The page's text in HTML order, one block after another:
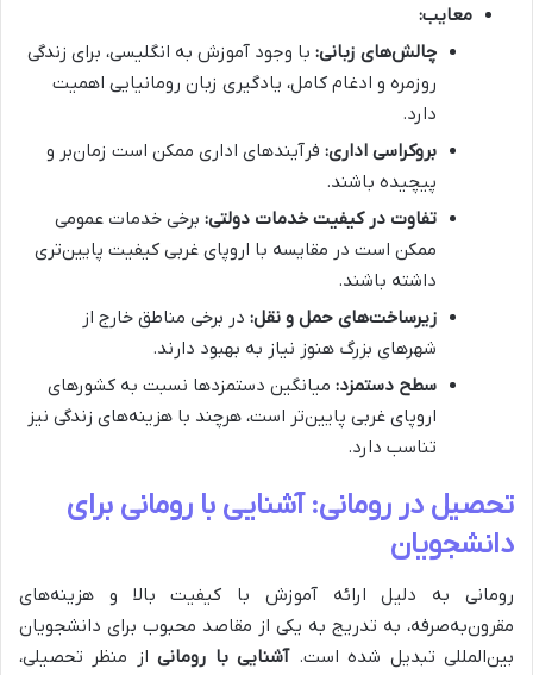
معایب:
چالش‌های زبانی: با وجود آموزش به انگلیسی، برای زندگی
روزمره و ادغام کامل، یادگیری زبان رومانیایی اهمیت
دارد.
بروکراسی اداری: فرآیندهای اداری ممکن است زمان‌بر و
پیچیده باشند.
تفاوت در کیفیت خدمات دولتی: برخی خدمات عمومی
ممکن است در مقایسه با اروپای غربی کیفیت پایین‌تری
داشته باشند.
زیرساخت‌های حمل و نقل: در برخی مناطق خارج از
شهرهای بزرگ هنوز نیاز به بهبود دارند.
سطح دستمزد: میانگین دستمزدها نسبت به کشورهای
اروپای غربی پایین‌تر است، هرچند با هزینه‌های زندگی نیز
تناسب دارد.
تحصیل در رومانی: آشنایی با رومانی برای
دانشجویان
رومانی به دلیل ارائه آموزش با کیفیت بالا و هزینه‌های
مقرون‌به‌صرفه، به تدریج به یکی از مقاصد محبوب برای دانشجویان
بین‌المللی تبدیل شده است.آشنایی با رومانیاز منظر تحصیلی،